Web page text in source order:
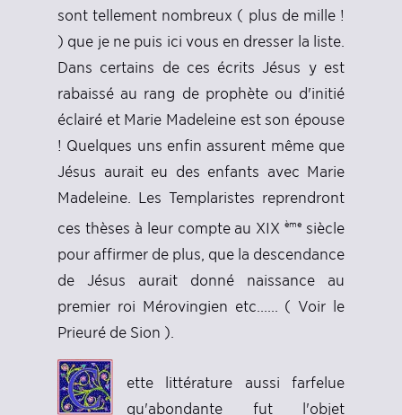
sont tellement nombreux ( plus de mille !
) que je ne puis ici vous en dresser la liste.
Dans certains de ces écrits Jésus y est
rabaissé au rang de prophète ou d'initié
éclairé et Marie Madeleine est son épouse
! Quelques uns enfin assurent même que
Jésus aurait eu des enfants avec Marie
Madeleine. Les Templaristes reprendront
ces thèses à leur compte au XIXème siècle
pour affirmer de plus, que la descendance
de Jésus aurait donné naissance au
premier roi Mérovingien etc...... ( Voir le
Prieuré de Sion ).
ette littérature aussi farfelue
qu'abondante fut l'objet